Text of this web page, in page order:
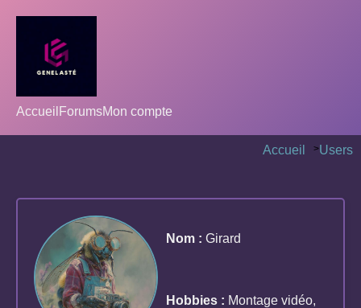
Accueil ForumsMon compte
Accueil >Users
Nom : Girard
Hobbies : Montage vidéo,